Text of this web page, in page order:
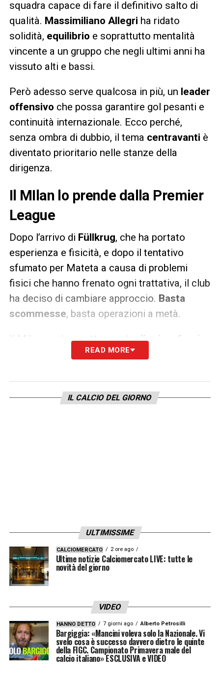
squadra capace di fare il definitivo salto di
qualità. Massimiliano Allegri ha ridato
solidità, equilibrio e soprattutto mentalità
vincente a un gruppo che negli ultimi anni ha
vissuto alti e bassi.
Però adesso serve qualcosa in più, un leader
offensivo che possa garantire gol pesanti e
continuità internazionale. Ecco perché,
senza ombra di dubbio, il tema centravanti è
diventato prioritario nelle stanze della
dirigenza.
Il MIlan lo prende dalla Premier
League
Dopo l’arrivo di Füllkrug, che ha portato
esperienza e fisicità, e dopo il tentativo
sfumato per Mateta a causa di problemi
fisici che hanno frenato ogni trattativa, il club
ha deciso di cambiare approccio. Basta
scommesse, basta operazioni a metà.
Il Milan vuole unattaccante di prima fascia
uno che possa essere il riferimento assoluto
un progetto ambizioso, lo sa bene e si sta
muovendo su più tavoli.
titoli di coda, si aspetta offerte importanti da
diversitop club europei. Il nodo, come
spesso accade, è legato all’ingaggio.
@dejesusoficial
– calcionews24.com)
La proposta milanista si aggira intorno ai sei
milioni di euro netti a stagione, una cifra
significativa ma che al momento non
READ MORE
IL CALCIO DEL GIORNO
ULTIMISSIME
CALCIOMERCATO 2 ore ago
Ultime notizie Calciomercato LIVE: tutte le
novità del giorno
VIDEO
HANNO DETTO 7 giorni ago Alberto Petrosilli
Bargiggia: «Mancini voleva solo la Nazionale. Vi
svelo cosa è successo davvero dietro le quinte
della FIGC. Campionato Primavera male del
calcio italiano» ESCLUSIVA e VIDEO